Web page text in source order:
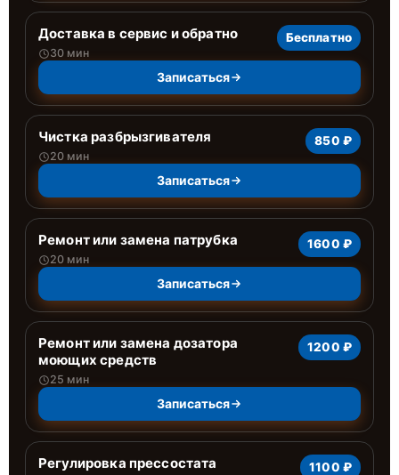
Доставка в сервис и обратно
30 мин
Бесплатно
Записаться
Чистка разбрызгивателя
20 мин
850 ₽
Записаться
Ремонт или замена патрубка
20 мин
1600 ₽
Записаться
Ремонт или замена дозатора
моющих средств
25 мин
1200 ₽
Записаться
Регулировка прессостата 1100 ₽